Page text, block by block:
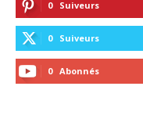
0 Suiveurs
0 Suiveurs
0 Abonnés